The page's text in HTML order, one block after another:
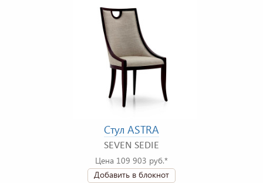
Стул ASTRA
SEVEN SEDIE
Цена 109 903 руб.*
Добавить в блокнот